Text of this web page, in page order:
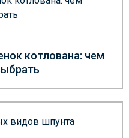
котлована: чем